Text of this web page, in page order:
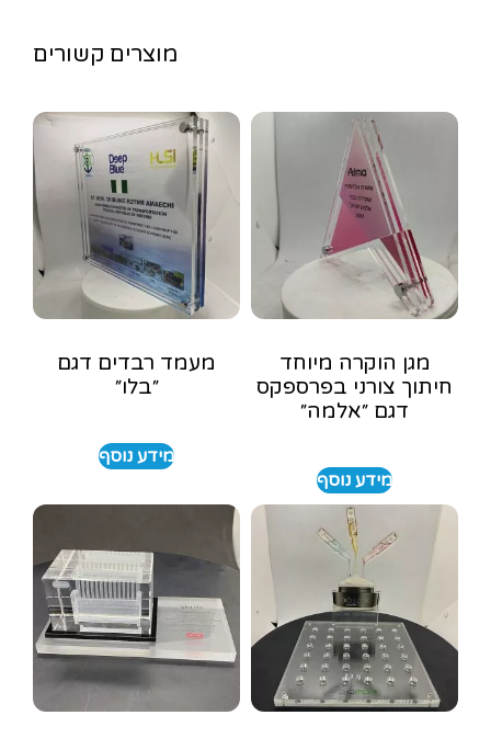
מוצרים קשורים
מגן הוקרה מיוחד
חיתוך צורני בפרספקס
דגם ״אלמה״
מידע נוסף
מעמד רבדים דגם
״בלו״
מידע נוסף